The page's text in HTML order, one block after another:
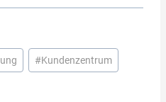
#Kundenzentrum